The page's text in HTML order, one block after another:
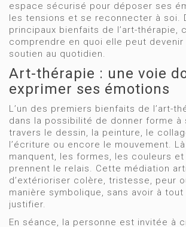
espace sécurisé pour déposer ses
les tensions et se reconnecter à soi.
principaux bienfaits de l’art-thérapie,
comprendre en quoi elle peut devenir
soutien au quotidien.
Art-thérapie : une voie
exprimer ses émotions
L’un des premiers bienfaits de l’art-
dans la possibilité de donner forme à
travers le dessin, la peinture, le
l’écriture ou encore le mouvement.
manquent, les formes, les couleurs
prennent le relais. Cette médiation
d’extérioriser colère, tristesse, peur
manière symbolique, sans avoir à
justifier.
En séance, la personne est invitée à